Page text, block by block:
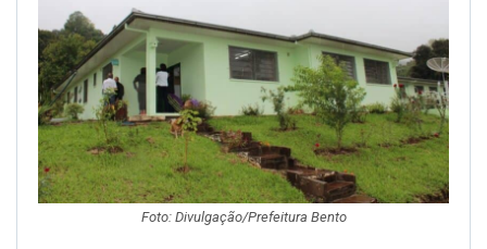
Foto: Divulgação/Prefeitura Bento